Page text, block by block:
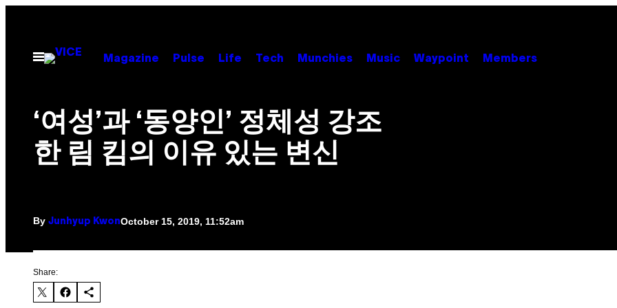
contentOpen
Menu
Magazine Pulse Life Tech Munchies Music Waypoint Members
‘여성’과 ‘동양인’ 정체성 강조
한 림 킴의 이유 있는 변신
By Junhyup KwonOctober 15, 2019, 11:52am
Share: